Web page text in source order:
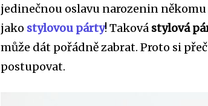
jedinečnou oslavu narozenin
jako stylovou párty! Taková stylová
může dát pořádně zabrat. Proto si
postupovat.